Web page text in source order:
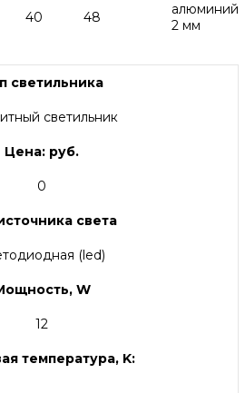
40 48
алюминий
2 мм
светильника
светильник
Цена: руб.
0
света
(led)
W
12
температура, K: